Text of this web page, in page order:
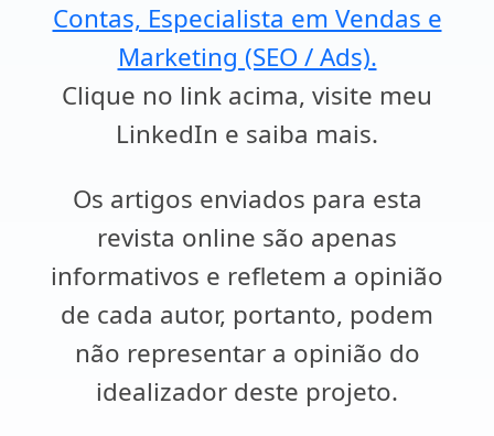
Contas, Especialista em Vendas e
Marketing (SEO / Ads).
Clique no link acima, visite meu
LinkedIn e saiba mais.
Os artigos enviados para esta
revista online são apenas
informativos e refletem a opinião
de cada autor, portanto, podem
não representar a opinião do
idealizador deste projeto.